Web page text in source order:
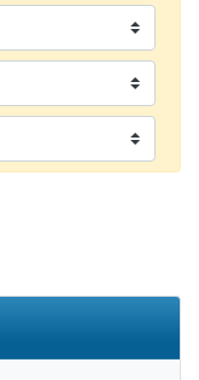
Journée de Vacances Pour les Enfants
17 personnes viennent de demander une bénédiction
4 personnes viennent de nous rejoindre sur WhatsApp
en groupe sur Zoom
2 personnes viennent de nous rejoindre sur WhatsApp